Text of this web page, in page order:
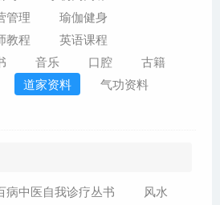
管理
瑜伽健身
教程
英语课程
音乐 口腔
古籍
道家资料
气功资料
病中医自我诊疗丛书
风水